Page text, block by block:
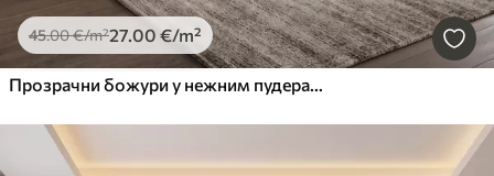
45.00€/m²27.00 €/m²
Прозрачни божури у нежним пудерасто-беж тоновима